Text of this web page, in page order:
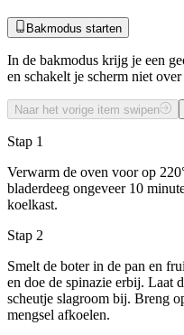
Bakmodus starten
In de bakmodus krijg je een
en schakelt je scherm niet over
Naar het vorige item swipen
Stap 1
Verwarm de oven voor op
bladerdeeg ongeveer 10
koelkast.
Stap 2
Smelt de boter in de pan en
en doe de spinazie erbij. Laat
scheutje slagroom bij. Breng
mengsel afkoelen.